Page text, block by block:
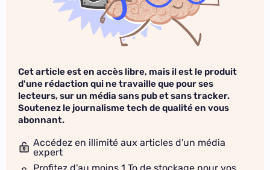
Cet article est en accès libre, mais il est le produit
d'une rédaction qui ne travaille que pour ses
lecteurs, sur un média sans pub et sans tracker.
Soutenez le journalisme tech de qualité en vous
abonnant.
Accédez en illimité aux articles d'un média
expert